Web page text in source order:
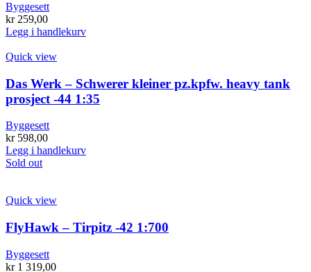
Byggesett
kr259,00
Legg i handlekurv
Quick view
Das Werk – Schwerer kleiner pz.kpfw. heavy tank
prosject -44 1:35
Byggesett
kr598,00
Legg i handlekurv
Sold out
Quick view
FlyHawk – Tirpitz -42 1:700
Byggesett
kr1 319,00